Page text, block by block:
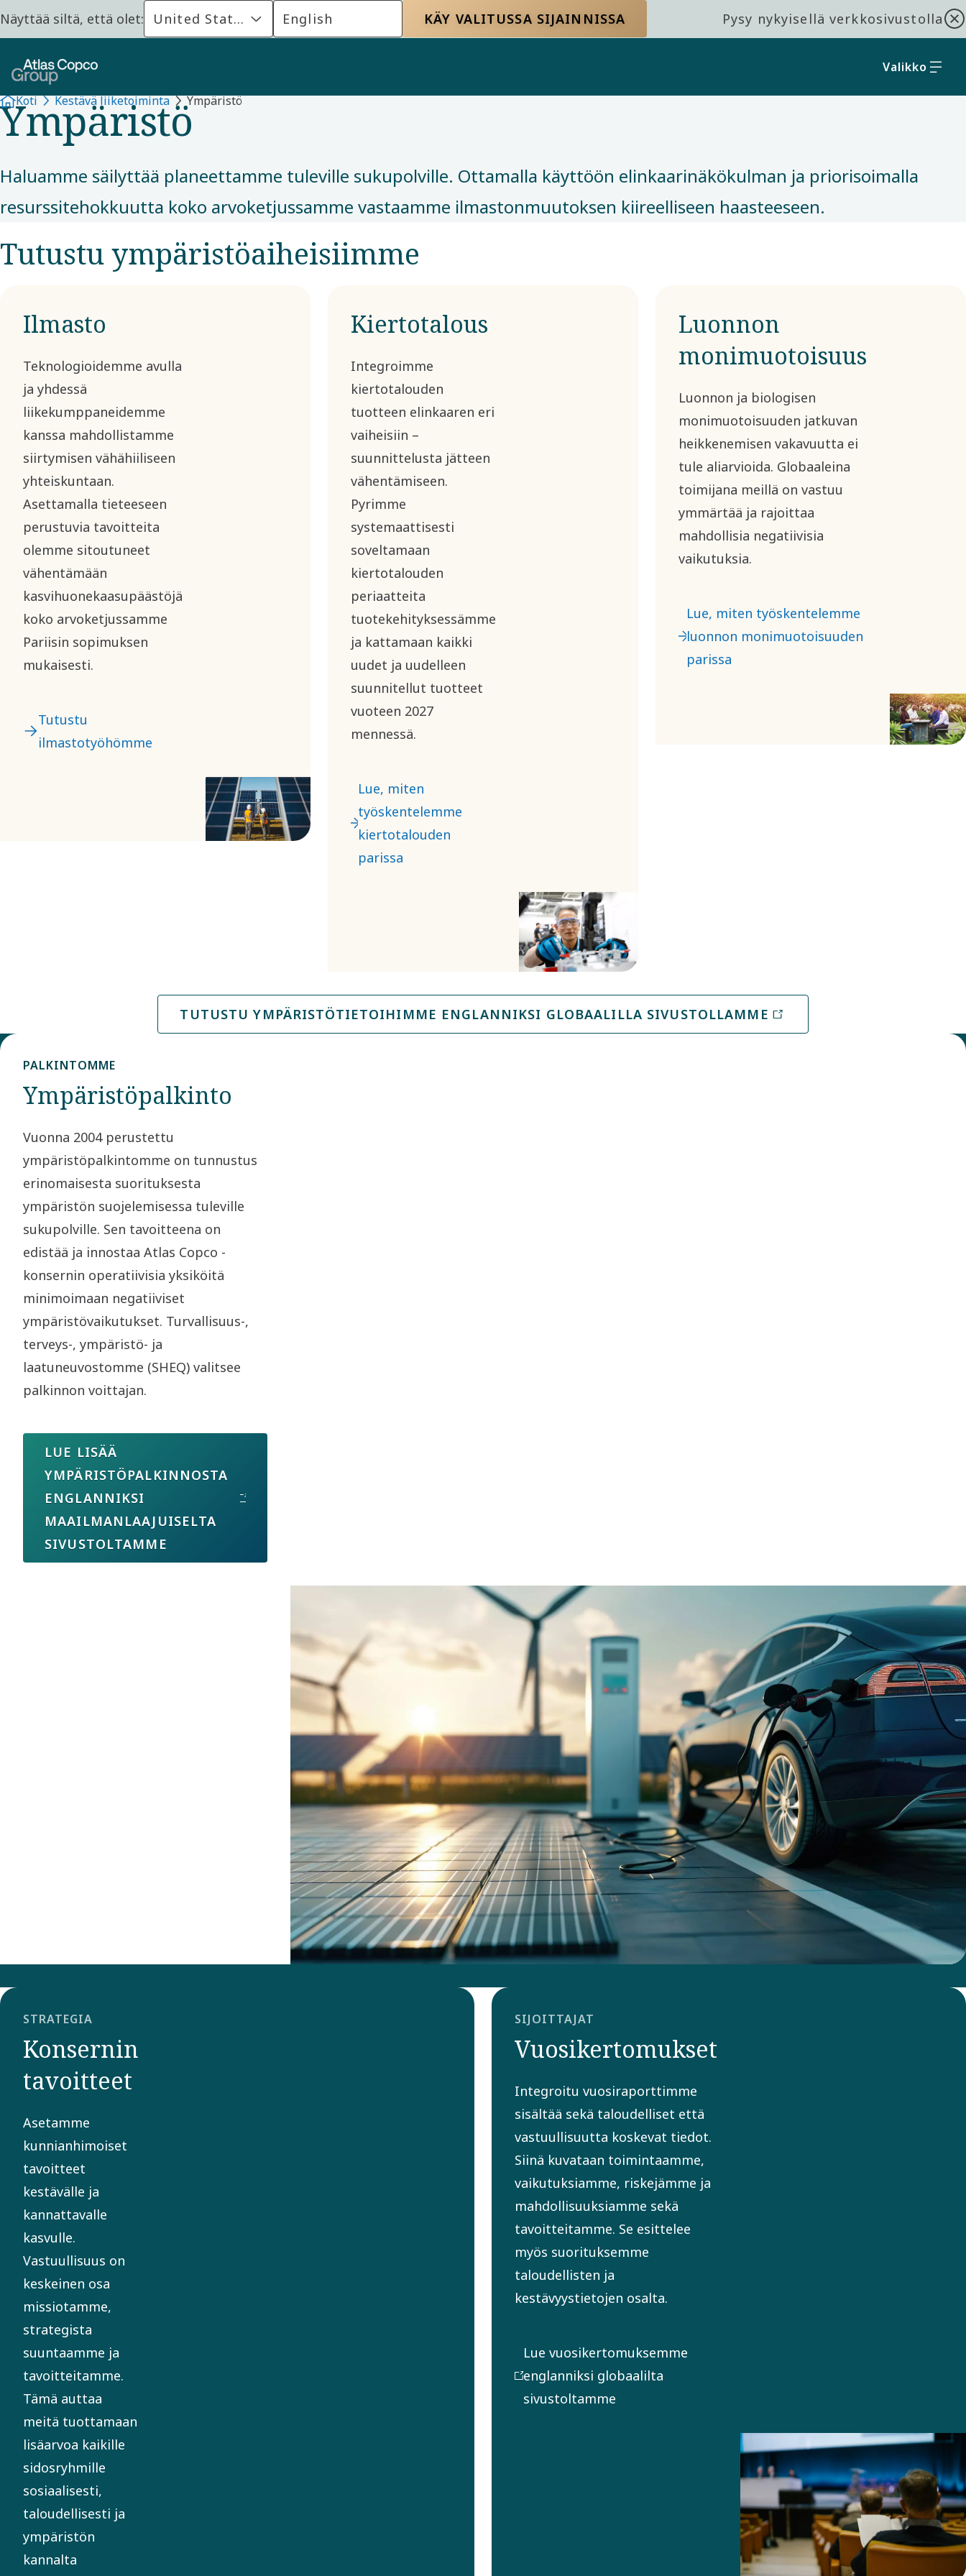
Näyttää siltä, että olet: United States English KÄY VALITUSSA SIJAINNISSA Pysy nykyisellä verkkosivustolla
Valikko
Koti Kestävä liiketoiminta Ympäristö
KESTÄVÄ LIIKETOIMINTA
Ympäristö
Haluamme säilyttää planeettamme tuleville sukupolville. Ottamalla käyttöön elinkaarinäkökulman ja priorisoimalla
resurssitehokkuutta koko arvoketjussamme vastaamme ilmastonmuutoksen kiireelliseen haasteeseen.
Tutustu ympäristöaiheisiimme
Ilmasto
Teknologioidemme avulla
ja yhdessä
liikekumppaneidemme
kanssa mahdollistamme
siirtymisen vähähiiliseen
yhteiskuntaan.
Asettamalla tieteeseen
perustuvia tavoitteita
olemme sitoutuneet
vähentämään
kasvihuonekaasupäästöjä
koko arvoketjussamme
Pariisin sopimuksen
mukaisesti.
Tutustu
ilmastotyöhömme
Kiertotalous
Integroimme
kiertotalouden
tuotteen elinkaaren eri
vaiheisiin –
suunnittelusta jätteen
vähentämiseen.
Pyrimme
systemaattisesti
soveltamaan
kiertotalouden
periaatteita
tuotekehityksessämme
ja kattamaan kaikki
uudet ja uudelleen
suunnitellut tuotteet
vuoteen 2027
mennessä.
Lue, miten
työskentelemme
kiertotalouden
parissa
Luonnon
monimuotoisuus
Luonnon ja biologisen
monimuotoisuuden jatkuvan
heikkenemisen vakavuutta ei
tule aliarvioida. Globaaleina
toimijana meillä on vastuu
ymmärtää ja rajoittaa
mahdollisia negatiivisia
vaikutuksia.
Lue, miten työskentelemme
luonnon monimuotoisuuden
parissa
TUTUSTU YMPÄRISTÖTIETOIHIMME ENGLANNIKSI GLOBAALILLA SIVUSTOLLAMME
PALKINTOMME
Ympäristöpalkinto
Vuonna 2004 perustettu
ympäristöpalkintomme on tunnustus
erinomaisesta suorituksesta
ympäristön suojelemisessa tuleville
sukupolville. Sen tavoitteena on
edistää ja innostaa Atlas Copco -
konsernin operatiivisia yksiköitä
minimoimaan negatiiviset
ympäristövaikutukset. Turvallisuus-,
terveys-, ympäristö- ja
laatuneuvostomme (SHEQ) valitsee
palkinnon voittajan.
LUE LISÄÄ
YMPÄRISTÖPALKINNOSTA
ENGLANNIKSI
MAAILMANLAAJUISELTA
SIVUSTOLTAMME
STRATEGIA
Konsernin
tavoitteet
Asetamme
kunnianhimoiset
tavoitteet
kestävälle ja
kannattavalle
kasvulle.
Vastuullisuus on
keskeinen osa
missiotamme,
strategista
suuntaamme ja
tavoitteitamme.
Tämä auttaa
meitä tuottamaan
lisäarvoa kaikille
sidosryhmille
sosiaalisesti,
taloudellisesti ja
ympäristön
kannalta
SIJOITTAJAT
Vuosikertomukset
Integroitu vuosiraporttimme
sisältää sekä taloudelliset että
vastuullisuutta koskevat tiedot.
Siinä kuvataan toimintaamme,
vaikutuksiamme, riskejämme ja
mahdollisuuksiamme sekä
tavoitteitamme. Se esittelee
myös suorituksemme
taloudellisten ja
kestävyystietojen osalta.
Lue vuosikertomuksemme
englanniksi globaalilta
sivustoltamme